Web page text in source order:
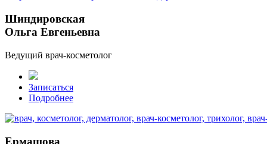
Шиндировская
Ольга Евгеньевна
Ведущий врач-косметолог
Записаться
Подробнее
Ермашова